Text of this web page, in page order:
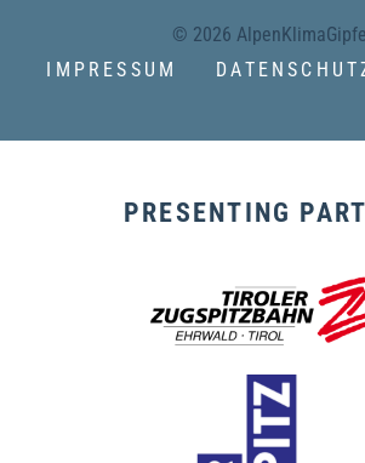
© 2026
IMPRESSUM
PRESENTING